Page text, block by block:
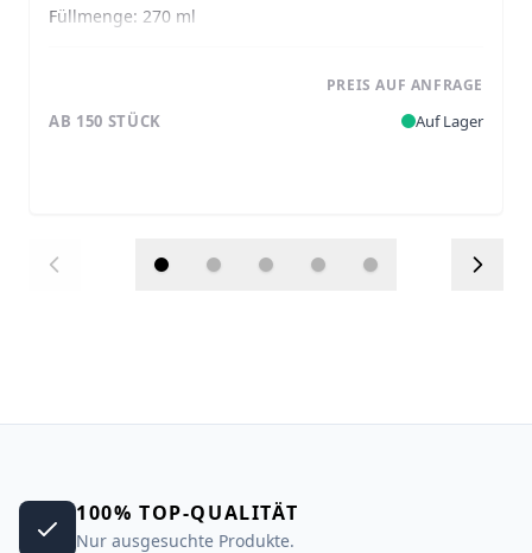
Füllmenge: 270 ml
PREIS AUF ANFRAGE
AB 150 STÜCK Auf Lager
100% TOP-QUALITÄT
Nur ausgesuchte Produkte.